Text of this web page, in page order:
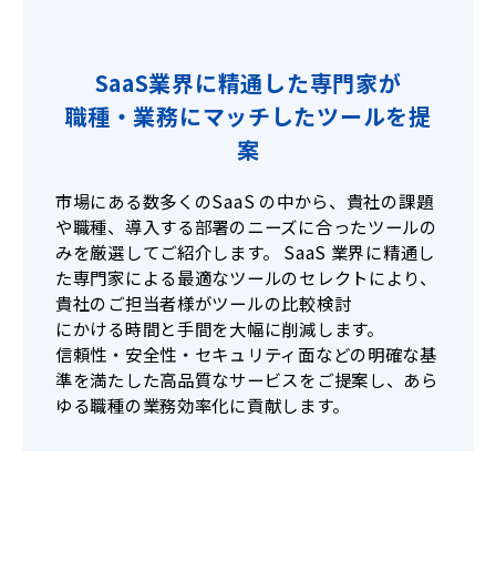
SaaS業界に精通した専門家が
職種・業務にマッチしたツールを提
案
市場にある数多くのSaaS の中から、貴社の課題
や職種、導入する部署のニーズに合ったツールの
みを厳選してご紹介します。 SaaS 業界に精通し
た専門家による最適なツールのセレクトにより、
貴社のご担当者様がツールの比較検討
にかける時間と手間を大幅に削減します。
信頼性・安全性・セキュリティ面などの明確な基
準を満たした高品質なサービスをご提案し、あら
ゆる職種の業務効率化に貢献します。